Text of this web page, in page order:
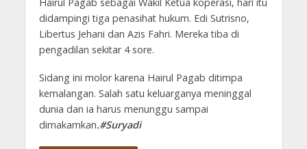
Hairul Pagab sebagai Wakil Ketua koperasi, hari itu
didampingi tiga penasihat hukum. Edi Sutrisno,
Libertus Jehani dan Azis Fahri. Mereka tiba di
pengadilan sekitar 4 sore.
Sidang ini molor karena Hairul Pagab ditimpa
kemalangan. Salah satu keluarganya meninggal
dunia dan ia harus menunggu sampai
dimakamkan.#Suryadi